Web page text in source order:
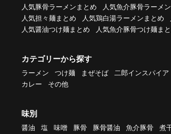
人気豚骨ラーメンまとめ
人気魚介豚骨ラーメ
人気担々麺まとめ
人気鶏白湯ラーメンまとめ
人気醤油つけ麺まとめ
人気魚介豚骨つけ麺ま
カテゴリーから探す
ラーメン つけ麺 まぜそば 二郎インスパイア
カレー
その他
味別
醤油 塩 味噌 豚骨 豚骨醤油 魚介豚骨 煮